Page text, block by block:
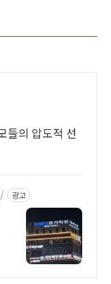
들의 압도적 선
광고